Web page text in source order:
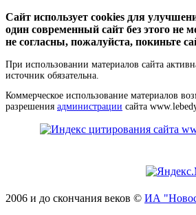
Сайт использует cookies для
один современный сайт без этого не
не согласны, пожалуйста, покиньте
При использовании материалов сайта
источник обязательна.
Коммерческое использование материалов
разрешения администрации сайта
2006 и до скончания веков © ИА